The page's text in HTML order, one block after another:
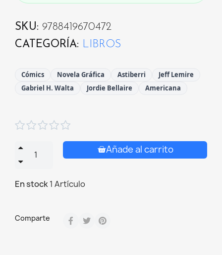
SKU
9788419670472
CATEGORÍA
LIBROS
Cómics Novela Gráfica Astiberri
Jeff Lemire
Gabriel H. Walta
Jordie Bellaire Americana

Añade al carrito
En stock1 Artículo
Comparte